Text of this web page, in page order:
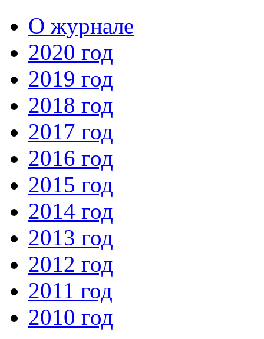
О журнале
2020 год
2019 год
2018 год
2017 год
2016 год
2015 год
2014 год
2013 год
2012 год
2011 год
2010 год